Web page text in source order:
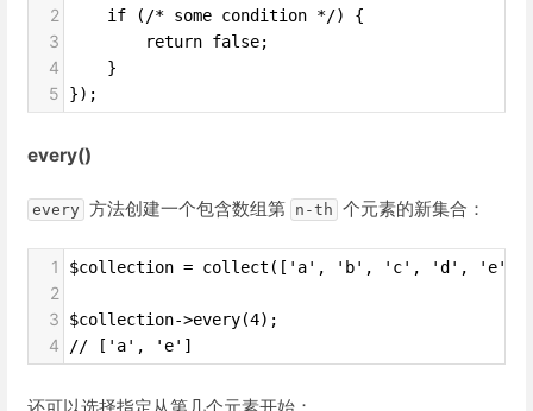
2
    if (/* some condition */) {
3
        return false;
4
    }
5 });
every()
every 方法创建一个包含数组第 n-th 个元素的新集合：
1 $collection = collect(['a', 'b', 'c', 'd',
2
3
$collection->every(4);
4 // ['a', 'e']